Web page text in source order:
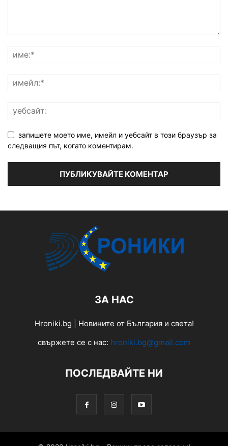
запишете моето име, имейл и уебсайт в този браузър за
следващия път, когато коментирам.
ЗА НАС
Hroniki.bg | Новините от България и света!
свържете се с нас: hroniki.bg@gmail.com
ПОСЛЕДВАЙТЕ НИ